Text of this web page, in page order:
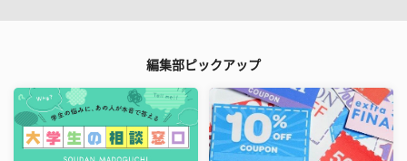
編集部ピックアップ